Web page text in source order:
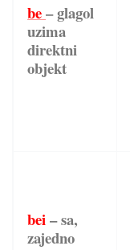
be– glagol
uzima
direktni
objekt
bei– sa,
zajedno